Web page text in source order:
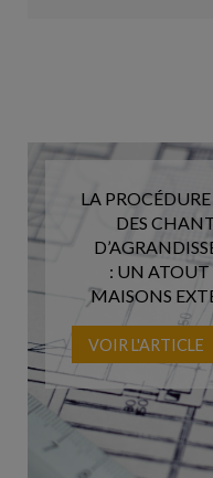
LA
DES
: UN ATOUT
MAISONS
VOIR L'ARTICLE